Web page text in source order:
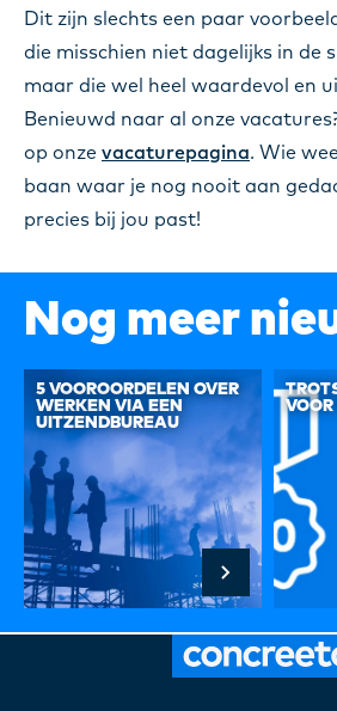
Dit zijn slechts een paar
die misschien niet dagelijks in de
maar die wel heel waardevol en
Benieuwd naar al onze
op onze vacaturepagina. Wie
baan waar je nog nooit aan
precies bij jou past!
Nog meer
5 VOOROORDELEN OVER
WERKEN VIA EEN
UITZENDBUREAU